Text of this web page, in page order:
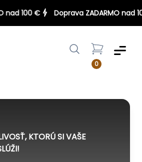
nad 100 € Doprava ZADARMO
0
Menu
KTORÚ SI VAŠE